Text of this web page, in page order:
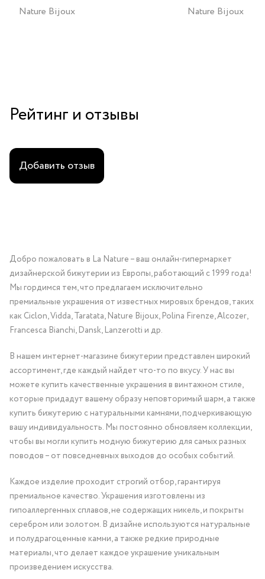
Nature Bijoux Nature Bijoux
Рейтинг и отзывы
Добавить отзыв
Добро пожаловать в La Nature – ваш онлайн-гипермаркет
дизайнерской бижутерии из Европы, работающий с 1999 года!
Мы гордимся тем, что предлагаем исключительно
премиальные украшения от известных мировых брендов, таких
как Ciclon, Vidda, Taratata, Nature Bijoux, Polina Firenze, Alcozer,
Francesca Bianchi, Dansk, Lanzerotti и др.
В нашем интернет-магазине бижутерии представлен широкий
ассортимент, где каждый найдет что-то по вкусу. У нас вы
можете купить качественные украшения в винтажном стиле,
которые придадут вашему образу неповторимый шарм, а также
купить бижутерию с натуральными камнями, подчеркивающую
вашу индивидуальность. Мы постоянно обновляем коллекции,
чтобы вы могли купить модную бижутерию для самых разных
поводов – от повседневных выходов до особых событий.
Каждое изделие проходит строгий отбор, гарантируя
премиальное качество. Украшения изготовлены из
гипоаллергенных сплавов, не содержащих никель, и покрыты
серебром или золотом. В дизайне используются натуральные
и полудрагоценные камни, а также редкие природные
материалы, что делает каждое украшение уникальным
произведением искусства.